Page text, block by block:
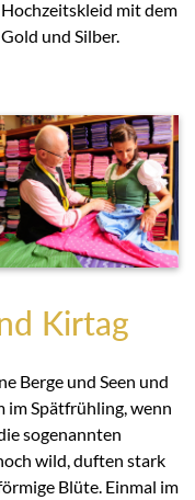
mit dem
und Silber.
Kirtag
Berge und Seen und
im Spätfrühling, wenn
sogenannten
wild, duften stark
Blüte. Einmal im